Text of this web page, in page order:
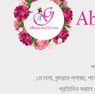
১ম তলা, শুন্দরাম প্লাজা,
প্রতিদিন সকাল